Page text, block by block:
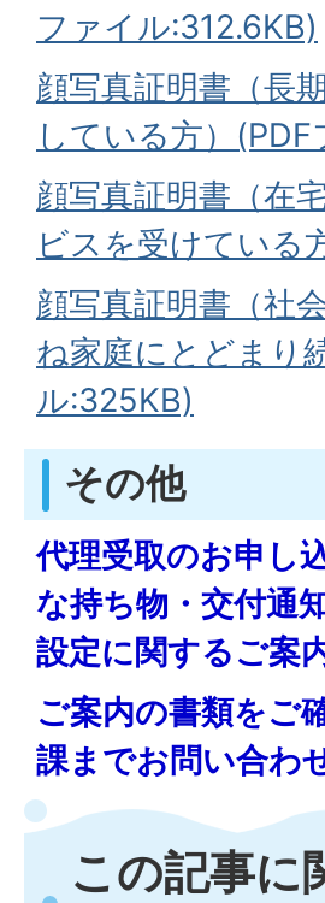
ファイル:312.6KB)
顔写真証明書（長
している方）
顔写真証明書（在
ビスを受けている
顔写真証明書（社
ね家庭にとどまり
ル:325KB)
その他
代理受取のお申し
な持ち物・交付通
設定に関するご案
ご案内の書類をご
課までお問い合わ
この記事に